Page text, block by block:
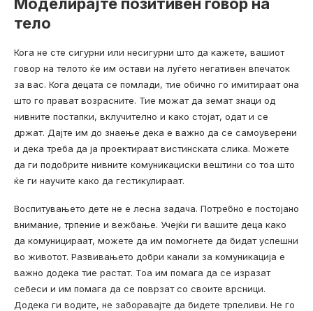
тело
Кога не сте сигурни или несигурни што да кажете, вашиот
говор на телото ќе им остави на луѓето негативен впечаток
за вас. Кога децата се помлади, тие обично го имитираат она
што го прават возрасните. Тие можат да земат знаци од
нивните постапки, вклучително и како стојат, одат и се
држат. Дајте им до знаење дека е важно да се самоуверени
и дека треба да ја проектираат вистинската слика. Можете
да ги подобрите нивните комуникациски вештини со тоа што
ќе ги научите како да гестикулираат.
Воспитувањето дете не е лесна задача. Потребно е постојано
внимание, трпение и вежбање. Учејќи ги вашите деца како
да комуницираат, можете да им помогнете да бидат успешни
во животот. Развивањето добри канали за комуникација е
важно додека тие растат. Тоа им помага да се изразат
себеси и им помага да се поврзат со своите врсници.
Додека ги водите, не заборавајте да бидете трпеливи. Не го